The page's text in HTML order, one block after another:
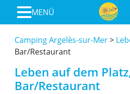
MENÜ
Camping Argelès-sur-Mer>
Bar/Restaurant
Leben auf dem
Bar/Restaurant